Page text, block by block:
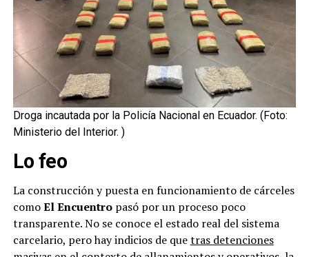
Droga incautada por la Policía Nacional en Ecuador. (Foto:
Ministerio del Interior. )
Lo feo
La construcción y puesta en funcionamiento de cárceles
comoEl Encuentro pasó por un proceso poco
transparente. No se conoce el estado real del sistema
carcelario, pero hay indicios de quetras detenciones